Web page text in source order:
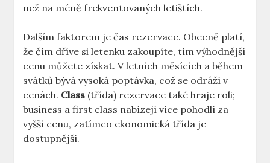
než na méně ‍frekventovaných letištích.
Dalším faktorem je čas rezervace. Obecně ‌platí,
že čím⁣ dříve si letenku zakoupíte, tím výhodnější
cenu můžete ⁢získat. V letních měsících ‌a ⁢během
⁤svátků bývá vysoká poptávka, což se odráží v
cenách. Class (třída) rezervace také hraje ⁤roli;
business‍ a first class nabízejí více pohodlí za
vyšší cenu,⁣ zatímco ekonomická třída​ je
dostupnější.